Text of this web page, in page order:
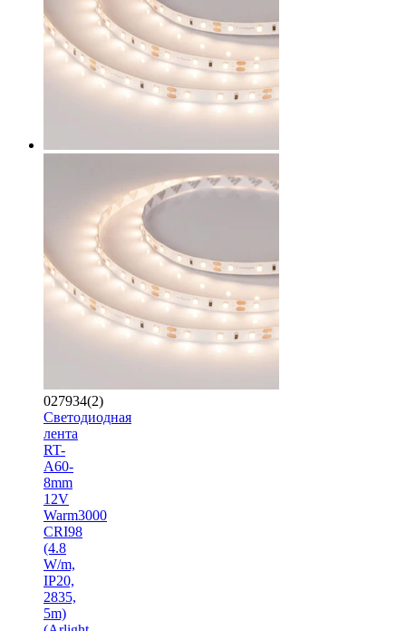
027934(2)
Светодиодная
лента
RT-
A60-
8mm
12V
Warm3000
CRI98
(4.8
W/m,
IP20,
2835,
5m)